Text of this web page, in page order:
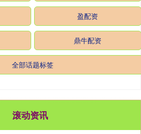
盈配资
鼎牛配资
全部话题标签
滚动资讯